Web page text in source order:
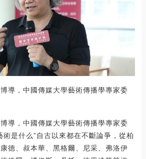
導，中國傳媒大學藝術傳播學專家委
導，中國傳媒大學藝術傳播學專家委
術是什么”自古以來都在不斷論爭，從柏
德、叔本華、黑格爾、尼采、弗洛伊